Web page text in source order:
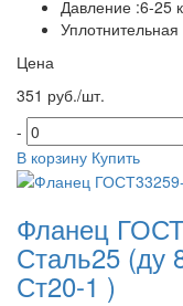
Давление :6-25
Цена
351 руб./шт.
-
В корзину Купить
Фланец
Сталь25 (ду
Ст20-1 )